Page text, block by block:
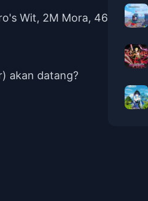
Wit, 2M Mora, 46
akan datang?